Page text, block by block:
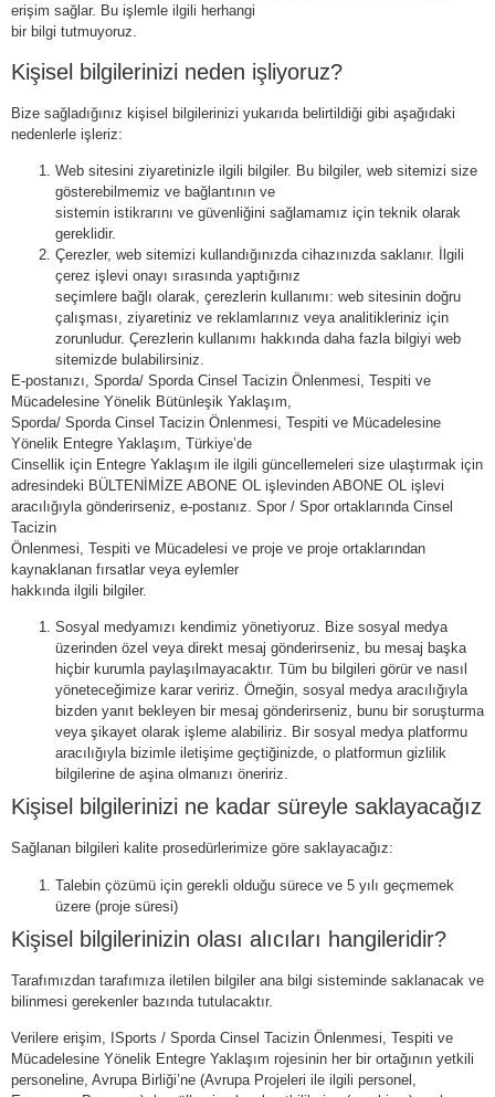
erişim sağlar. Bu işlemle ilgili herhangi
bir bilgi tutmuyoruz.
Kişisel bilgilerinizi neden işliyoruz?
Bize sağladığınız kişisel bilgilerinizi yukarıda belirtildiği gibi aşağıdaki
nedenlerle işleriz:
Web sitesini ziyaretinizle ilgili bilgiler. Bu bilgiler, web sitemizi size
gösterebilmemiz ve bağlantının ve
sistemin istikrarını ve güvenliğini sağlamamız için teknik olarak
gereklidir.
Çerezler, web sitemizi kullandığınızda cihazınızda saklanır. İlgili
çerez işlevi onayı sırasında yaptığınız
seçimlere bağlı olarak, çerezlerin kullanımı: web sitesinin doğru
çalışması, ziyaretiniz ve reklamlarınız veya analitikleriniz için
zorunludur. Çerezlerin kullanımı hakkında daha fazla bilgiyi web
sitemizde bulabilirsiniz.
E-postanızı, Sporda/ Sporda Cinsel Tacizin Önlenmesi, Tespiti ve
Mücadelesine Yönelik Bütünleşik Yaklaşım,
Sporda/ Sporda Cinsel Tacizin Önlenmesi, Tespiti ve Mücadelesine
Yönelik Entegre Yaklaşım, Türkiye’de
Cinsellik için Entegre Yaklaşım ile ilgili güncellemeleri size ulaştırmak için
adresindeki BÜLTENİMİZE ABONE OL işlevinden ABONE OL işlevi
aracılığıyla gönderirseniz, e-postanız. Spor / Spor ortaklarında Cinsel
Tacizin
Önlenmesi, Tespiti ve Mücadelesi ve proje ve proje ortaklarından
kaynaklanan fırsatlar veya eylemler
hakkında ilgili bilgiler.
Sosyal medyamızı kendimiz yönetiyoruz. Bize sosyal medya
üzerinden özel veya direkt mesaj gönderirseniz, bu mesaj başka
hiçbir kurumla paylaşılmayacaktır. Tüm bu bilgileri görür ve nasıl
yöneteceğimize karar veririz. Örneğin, sosyal medya aracılığıyla
bizden yanıt bekleyen bir mesaj gönderirseniz, bunu bir soruşturma
veya şikayet olarak işleme alabiliriz. Bir sosyal medya platformu
aracılığıyla bizimle iletişime geçtiğinizde, o platformun gizlilik
bilgilerine de aşina olmanızı öneririz.
Kişisel bilgilerinizi ne kadar süreyle saklayacağız
Sağlanan bilgileri kalite prosedürlerimize göre saklayacağız:
Talebin çözümü için gerekli olduğu sürece ve 5 yılı geçmemek
üzere (proje süresi)
Kişisel bilgilerinizin olası alıcıları hangileridir?
Tarafımızdan tarafımıza iletilen bilgiler ana bilgi sisteminde saklanacak ve
bilinmesi gerekenler bazında tutulacaktır.
Verilere erişim, ISports / Sporda Cinsel Tacizin Önlenmesi, Tespiti ve
Mücadelesine Yönelik Entegre Yaklaşım rojesinin her bir ortağının yetkili
personeline, Avrupa Birliği’ne (Avrupa Projeleri ile ilgili personel,